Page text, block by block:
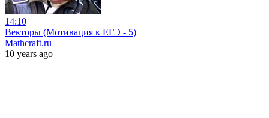
14:10
Векторы (Мотивация к ЕГЭ - 5)
Mathcraft.ru
10 years ago